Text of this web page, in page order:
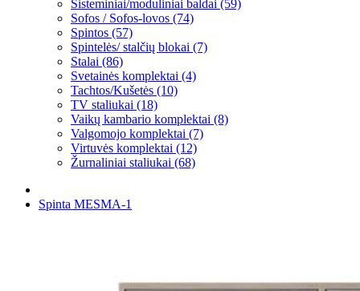
Sisteminiai/moduliniai baldai (59)
Sofos / Sofos-lovos (74)
Spintos (57)
Spintelės/ stalčių blokai (7)
Stalai (86)
Svetainės komplektai (4)
Tachtos/Kušetės (10)
TV staliukai (18)
Vaikų kambario komplektai (8)
Valgomojo komplektai (7)
Virtuvės komplektai (12)
Žurnaliniai staliukai (68)
Spinta MESMA-1